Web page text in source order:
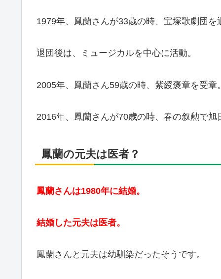
1979年、鳳蘭さんが33歳の時、宝塚歌劇団を
退団後は、ミュージカルを中心に活動。
2005年、鳳蘭さん59歳の時、紫綬褒章を受章。
2016年、鳳蘭さんが70歳の時、春の叙勲で旭
鳳蘭の元夫は医者？
鳳蘭さんは1980年に結婚。
結婚した元夫は医者。
鳳蘭さんと元夫は幼馴染だったそうです。